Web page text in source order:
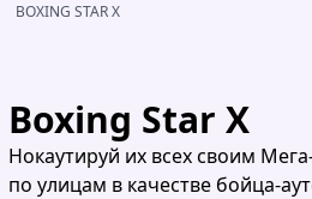
BOXING STAR X
Boxing Star X
Нокаутируй их всех своим
по улицам в качестве бойца-